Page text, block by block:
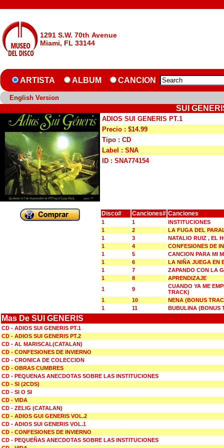
1291 S.W. 70th Avenue
Miami, FL 33144
ARTISTA ALBUM CANCION
English Version
SUI
ADIOS SUI GENERIS PT.1
Precio : $14.99
Tipo : CD
Label : SNA
ID : SNA774154
Disco# Canciones# Canciones
1 1
INSTITUCIONES
1
2
LA FUGA DEL
1
3
NATALIO RUIZ , EL
1
4
CONFESIONES DE
1
5
CANCION PARA MI
1
6
LA NIÑA JUEGA EN
1
7
ZAPANDO CON LA
1
8
APRENDIZAJE
1
9
CUANDO YA ME
TRACK)
1
10
NENA (BONUS
1
11 BUBULINA (BONUS
Mas De SUI GENERIS
CD - ADIOS SUI GENERIS PT.1
CD - ADIOS SUI GENERIS PT.2
CD - AL MARISCAL(CATALAN)
CD - CONFESIONES DE INVIERNO
CD - CRONICA DE COLECCION
CD - OBRAS CUMBRES
CD - PEQUENAS ANECDOTAS SOBRE LAS INSTITUCIONES
CD - SI (2CDS)
CD - SI O SI
CD - VIDA
CD - ZELIG (CATALAN)
CD - ADIOS GUI GENERIS VOL.2
CD - ADIOS SUI GENERIS VOL.1
CD - CONFESIONES DE INVIERNO
CD - PEQUEÑAS ANECDOTAS SOBRE LAS INSTITUCIONES